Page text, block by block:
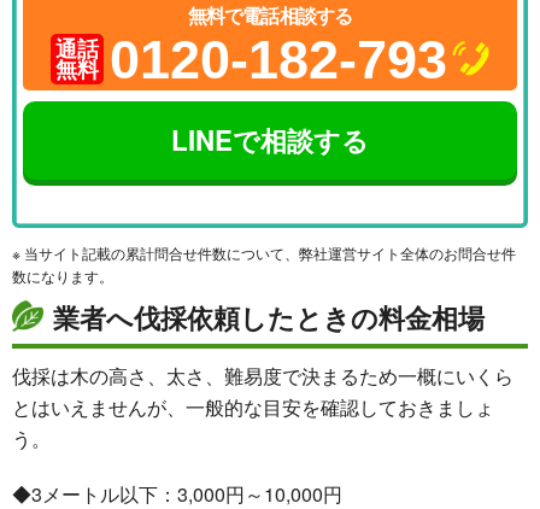
無料で電話相談する
通話
無料 0120-182-793
LINEで相談する
※ 当サイト記載の累計問合せ件数について、弊社運営サイト全体のお問合せ件
数になります。
業者へ伐採依頼したときの料金相場
伐採は木の高さ、太さ、難易度で決まるため一概にいくら
とはいえませんが、一般的な目安を確認しておきましょ
う。
◆3メートル以下：3,000円～10,000円